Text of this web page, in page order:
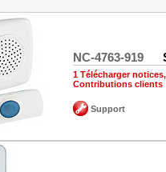
NC-4763-919
1 Télécharger
Contributions clients
Support